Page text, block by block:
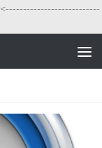
<---------------------------